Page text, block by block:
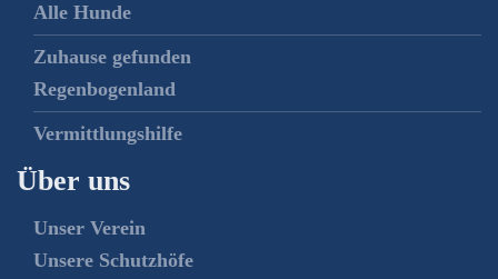
Alle Hunde
Zuhause gefunden
Regenbogenland
Vermittlungshilfe
Über uns
Unser Verein
Unsere Schutzhöfe